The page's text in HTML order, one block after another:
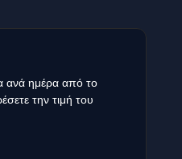
ανά ημέρα από το
την τιμή του